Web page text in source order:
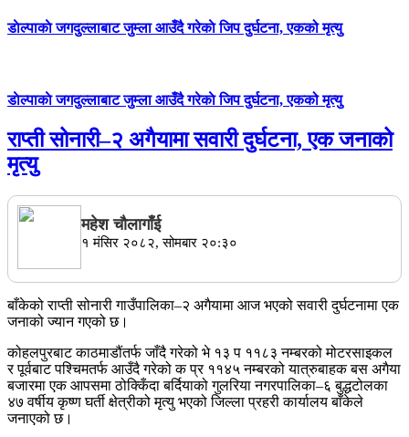
डाेल्पाकाे जगदुल्लाबाट जुम्ला आउँदै गरेकाे जिप दुर्घटना, एकको मृत्यु
डाेल्पाकाे जगदुल्लाबाट जुम्ला आउँदै गरेकाे जिप दुर्घटना, एकको मृत्यु
राप्ती सोनारी–२ अगैयामा सवारी दुर्घटना, एक जनाको
मृत्यु
महेश चाैलागाँई
१ मंसिर २०८२, सोमबार २०:३०
बाँकेको राप्ती सोनारी गाउँपालिका–२ अगैयामा आज भएको सवारी दुर्घटनामा एक
जनाको ज्यान गएको छ।
कोहलपुरबाट काठमाडौंतर्फ जाँदै गरेको भे १३ प ११८३ नम्बरको मोटरसाइकल
र पूर्वबाट पश्चिमतर्फ आउँदै गरेको क प्र ११४५ नम्बरको यात्रुबाहक बस अगैया
बजारमा एक आपसमा ठोक्किँदा बर्दियाको गुलरिया नगरपालिका–६ बुद्धटोलका
४७ वर्षीय कृष्ण घर्ती क्षेत्रीको मृत्यु भएको जिल्ला प्रहरी कार्यालय बाँकेले
जनाएको छ।